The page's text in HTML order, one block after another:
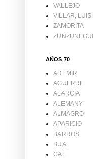
VALLEJO
VILLAR, LUIS
ZAMORITA
ZUNZUNEGUI
AÑOS 70
ADEMIR
AGUERRE
ALARCIA
ALEMANY
ALMAGRO
APARICIO
BARROS
BUA
CAL